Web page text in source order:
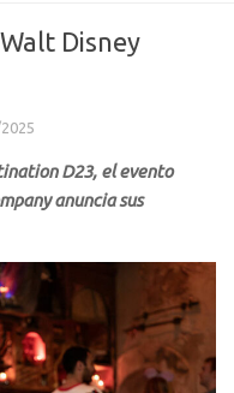
Disney
D23, el evento
anuncia sus